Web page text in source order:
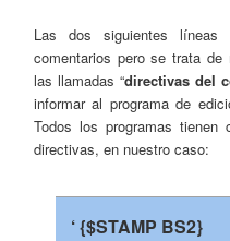
Las dos siguientes
comentarios pero se trata
las llamadas “directivas del
informar al programa de
Todos los programas
directivas, en nuestro caso:
‘ {$STAMP BS2}